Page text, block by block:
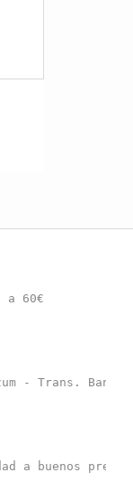
a 60€
- Trans.
a buenos